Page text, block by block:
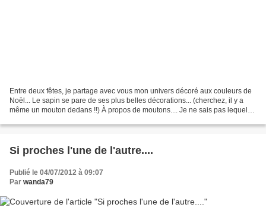
Entre deux fêtes, je partage avec vous mon univers décoré aux couleurs de
Noël... Le sapin se pare de ses plus belles décorations... (cherchez, il y a
même un mouton dedans !!) À propos de moutons.... Je ne sais pas lequel
Si proches l'une de l'autre....
Publié le 04/07/2012 à 09:07
Par wanda79